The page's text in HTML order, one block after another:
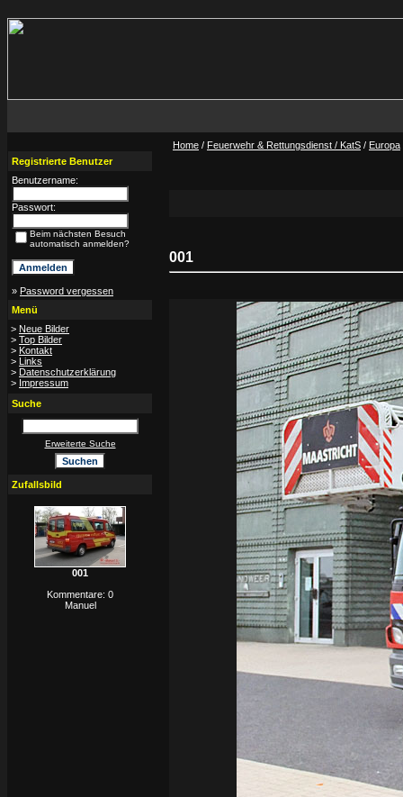
Registrierte Benutzer
Benutzername:
Passwort:
Beim nächsten Besuch
automatisch anmelden?
» Password vergessen
Menü
> Neue Bilder
> Top Bilder
> Kontakt
> Links
> Datenschutzerklärung
> Impressum
Suche
Erweiterte Suche
Zufallsbild
001
Kommentare: 0
Manuel
Home / Feuerwehr & Rettungsdienst / KatS / Europa
001